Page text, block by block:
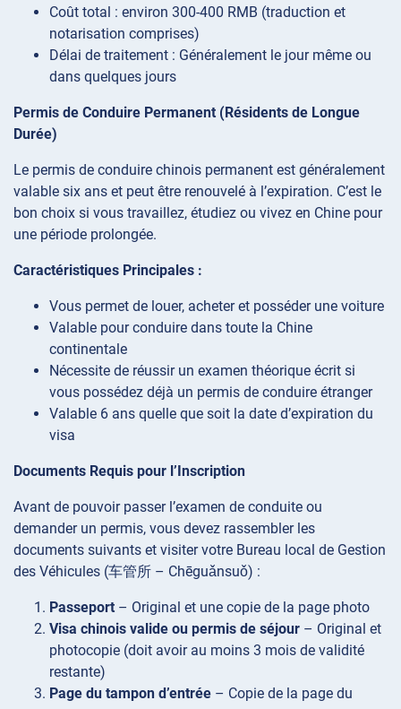
Coût total : environ 300-400 RMB (traduction et
notarisation comprises)
Délai de traitement : Généralement le jour même ou
dans quelques jours
Permis de Conduire Permanent (Résidents de Longue
Durée)
Le permis de conduire chinois permanent est généralement
valable six ans et peut être renouvelé à l’expiration. C’est le
bon choix si vous travaillez, étudiez ou vivez en Chine pour
une période prolongée.
Caractéristiques Principales :
Vous permet de louer, acheter et posséder une voiture
Valable pour conduire dans toute la Chine
continentale
Nécessite de réussir un examen théorique écrit si
vous possédez déjà un permis de conduire étranger
Valable 6 ans quelle que soit la date d’expiration du
visa
Documents Requis pour l’Inscription
Avant de pouvoir passer l’examen de conduite ou
demander un permis, vous devez rassembler les
documents suivants et visiter votre Bureau local de Gestion
des Véhicules (车管所 – Chēguǎnsuǒ) :
Passeport – Original et une copie de la page photo
Visa chinois valide ou permis de séjour – Original et
photocopie (doit avoir au moins 3 mois de validité
restante)
Page du tampon d’entrée – Copie de la page du